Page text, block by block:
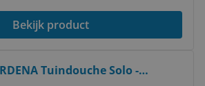
Bekijk product
Tuindouche Solo -